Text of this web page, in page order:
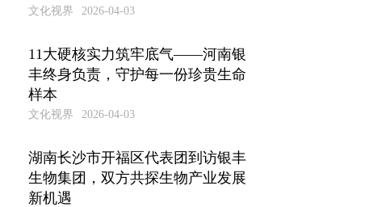
文化视界 2026-04-03
11大硬核实力筑牢底气——河南银
丰终身负责，守护每一份珍贵生命
样本
文化视界 2026-04-03
湖南长沙市开福区代表团到访银丰
生物集团，双方共探生物产业发展
新机遇